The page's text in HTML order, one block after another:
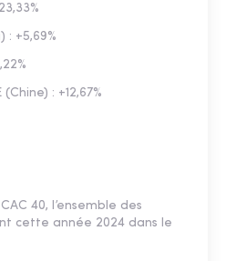
: +5,69%
: +12,67%
40, l’ensemble des
cette année 2024 dans le